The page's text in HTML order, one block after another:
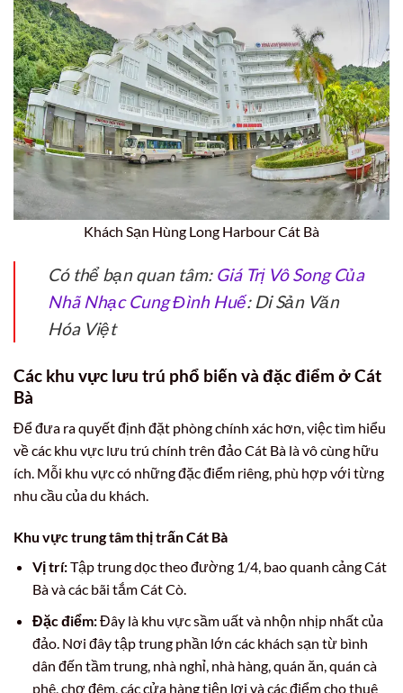
Khách Sạn Hùng Long Harbour Cát Bà
Có thể bạn quan tâm: Giá Trị Vô Song Của
Nhã Nhạc Cung Đình Huế: Di Sản Văn
Hóa Việt
Các khu vực lưu trú phổ biến và đặc điểm ở Cát
Bà
Để đưa ra quyết định đặt phòng chính xác hơn, việc tìm hiểu
về các khu vực lưu trú chính trên đảo Cát Bà là vô cùng hữu
ích. Mỗi khu vực có những đặc điểm riêng, phù hợp với từng
nhu cầu của du khách.
Khu vực trung tâm thị trấn Cát Bà
Vị trí:Tập trung dọc theo đường 1/4, bao quanh cảng Cát
Bà và các bãi tắm Cát Cò.
Đặc điểm:Đây là khu vực sầm uất và nhộn nhịp nhất của
đảo. Nơi đây tập trung phần lớn các khách sạn từ bình
dân đến tầm trung, nhà nghỉ, nhà hàng, quán ăn, quán cà
phê, chợ đêm, các cửa hàng tiện lợi và các điểm cho thuê